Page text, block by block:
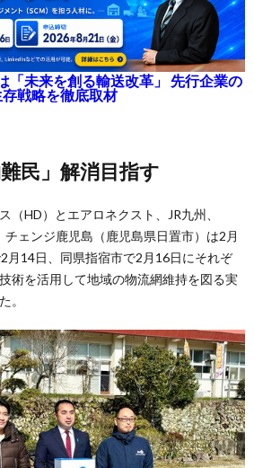
「未来を創る輸送改革」 先行企業の
戦略を徹底取材
難民」解消目指す
（HD）とエアロネクスト、JR九州、
ェンジ鹿児島（鹿児島県日置市）は2月
月14日、同県指宿市で2月16日にそれぞ
術を活用して地域の物流網維持を図る実
。